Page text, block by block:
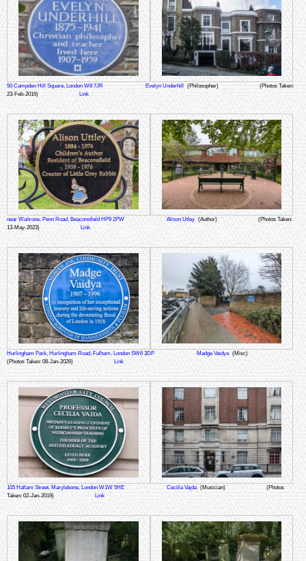
50 Campden Hill Square, London W8 7JR Evelyn Underhill (Philosopher)
(Photos Taken:
23-Feb-2016)
Link
near Waitrose, Penn Road, Beaconsfield HP9 2PW Alison Utley (Author)
(Photos Taken:
13-May-2023)
Link
Hurlingham Park, Hurlingham Road, Fulham, London SW6 3DP Madge Vaidya (Misc)
(Photos Taken: 08-Jan-2026)
Link
105 Hallam Street, Marylebone, London W1W 5HE Cecilia Vajda (Musician)
(Photos
Taken: 02-Jan-2019)
Link